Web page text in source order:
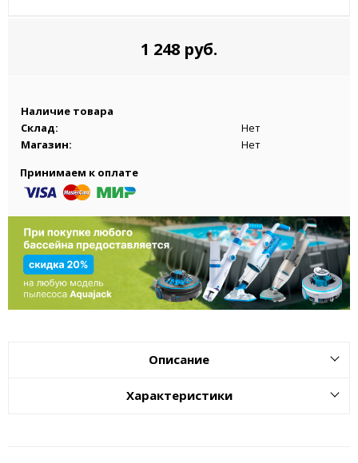
1 248 руб.
Наличие товара
Склад:
Нет
Магазин:
Нет
Принимаем к оплате
Описание
Характеристики